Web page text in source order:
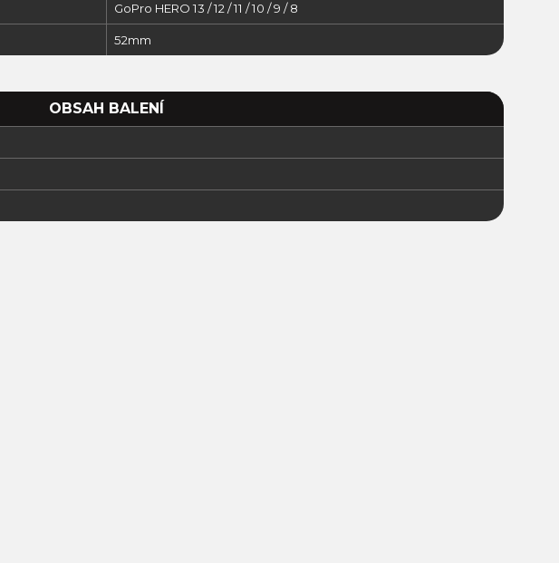
GoPro HERO 13 / 12 / 11 / 10 / 9 / 8
52mm
OBSAH BALENÍ